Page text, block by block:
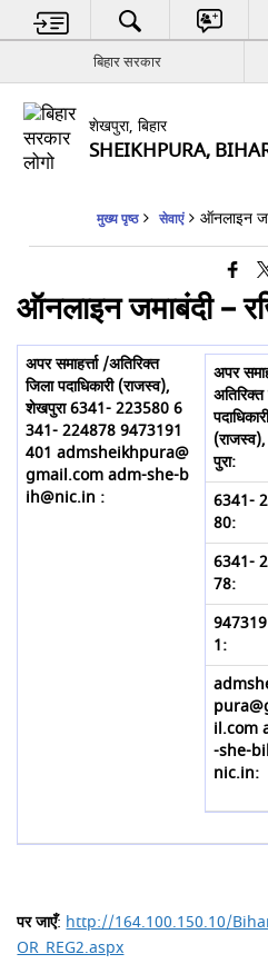
बिहार सरकार
शेखपुरा, बिहार
SHEIKHPURA,
मुख्य पृष्ठ सेवाएं ऑनलाइन
ऑनलाइन जमाबंदी –
पर जाएँ: http://164.100.150.10/
OR_REG2.aspx